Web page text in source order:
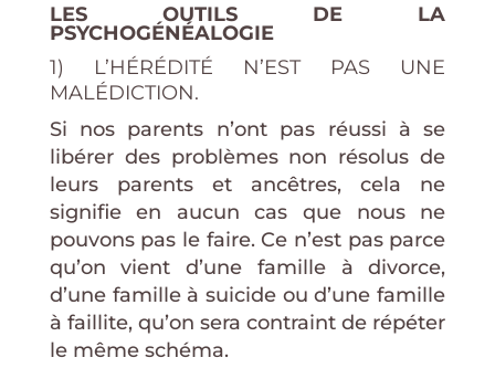
LES OUTILS DE LA
PSYCHOGÉNÉALOGIE
1) L’HÉRÉDITÉ N’EST PAS UNE
MALÉDICTION.
Si nos parents n’ont pas réussi à se
libérer des problèmes non résolus de
leurs parents et ancêtres, cela ne
signifie en aucun cas que nous ne
pouvons pas le faire. Ce n’est pas parce
qu’on vient d’une famille à divorce,
d’une famille à suicide ou d’une famille
à faillite, qu’on sera contraint de répéter
le même schéma.